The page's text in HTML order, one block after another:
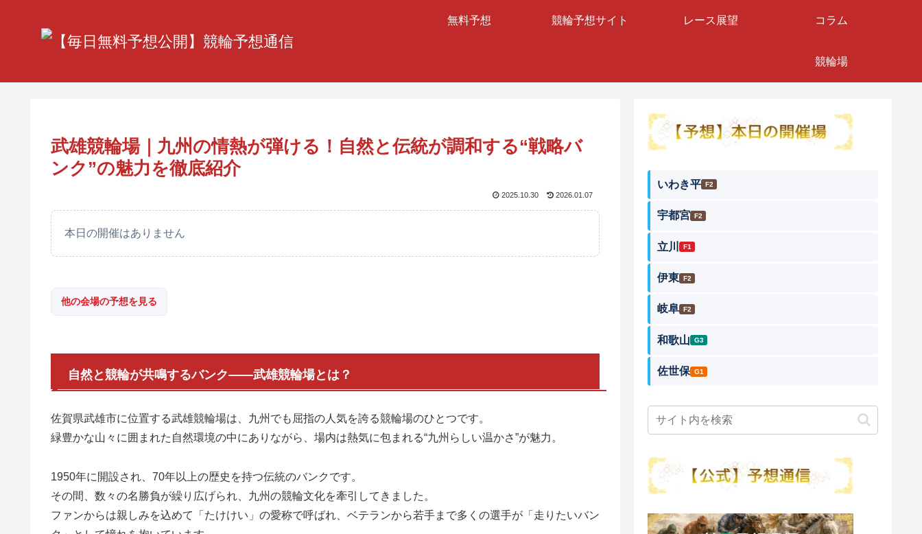
無料予想 競輪予想サイト レース展望 コラム
競輪場
武雄競輪場｜九州の情熱が弾ける！自然と伝統が調和する“戦略バ
ンク”の魅力を徹底紹介
2025.10.30 2026.01.07
本日の開催はありません
他の会場の予想を見る
自然と競輪が共鳴するバンク――武雄競輪場とは？
佐賀県武雄市に位置する武雄競輪場は、九州でも屈指の人気を誇る競輪場のひとつです。
緑豊かな山々に囲まれた自然環境の中にありながら、場内は熱気に包まれる“九州らしい温かさ”が魅力。
1950年に開設され、70年以上の歴史を持つ伝統のバンクです。
その間、数々の名勝負が繰り広げられ、九州の競輪文化を牽引してきました。
ファンからは親しみを込めて「たけけい」の愛称で呼ばれ、ベテランから若手まで多くの選手が「走りたいバン
いわき平 F2
宇都宮 F2
立川 F1
伊東 F2
岐阜 F2
和歌山 G3
佐世保 G1